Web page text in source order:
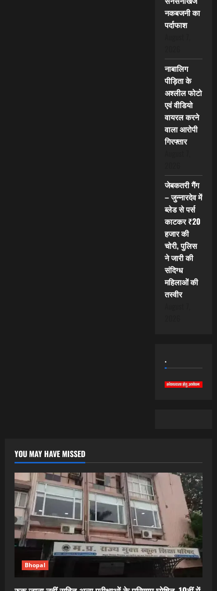
नकबजनी का
पर्दाफाश
नाबालिग
पीड़िता के
अश्लील फोटो
एवं वीडियो
वायरल करने
वाला आरोपी
गिरफ्तार
जेबकतरी गैंग
– जुन्नारदेव में
ब्लेड से पर्स
काटकर ₹20
हजार की
चोरी, पुलिस
ने जारी की
संदिग्ध
महिलाओं की
तस्वीर
.
YOU MAY HAVE MISSED
Bhopal